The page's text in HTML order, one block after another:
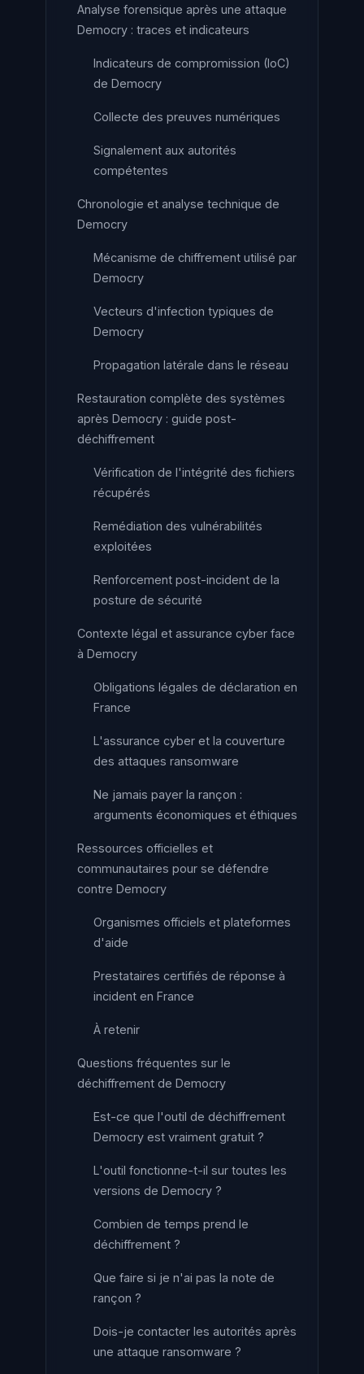
Analyse forensique après une attaque
Democry : traces et indicateurs
Indicateurs de compromission (IoC)
de Democry
Collecte des preuves numériques
Signalement aux autorités
compétentes
Chronologie et analyse technique de
Democry
Mécanisme de chiffrement utilisé par
Democry
Vecteurs d'infection typiques de
Democry
Propagation latérale dans le réseau
Restauration complète des systèmes
après Democry : guide post-
déchiffrement
Vérification de l'intégrité des fichiers
récupérés
Remédiation des vulnérabilités
exploitées
Renforcement post-incident de la
posture de sécurité
Contexte légal et assurance cyber face
à Democry
Obligations légales de déclaration en
France
L'assurance cyber et la couverture
des attaques ransomware
Ne jamais payer la rançon :
arguments économiques et éthiques
Ressources officielles et
communautaires pour se défendre
contre Democry
Organismes officiels et plateformes
d'aide
Prestataires certifiés de réponse à
incident en France
À retenir
Questions fréquentes sur le
déchiffrement de Democry
Est-ce que l'outil de déchiffrement
Democry est vraiment gratuit ?
L'outil fonctionne-t-il sur toutes les
versions de Democry ?
Combien de temps prend le
déchiffrement ?
Que faire si je n'ai pas la note de
rançon ?
Dois-je contacter les autorités après
une attaque ransomware ?